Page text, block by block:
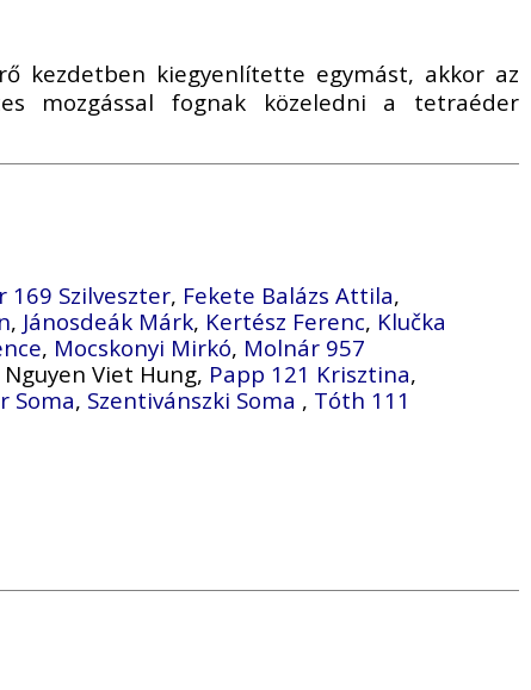
kezdetben kiegyenlítette egymást, akkor az
mozgással fognak közeledni a tetraéder
169 Szilveszter, Fekete Balázs Attila,
, Jánosdeák Márk, Kertész Ferenc, Klučka
, Mocskonyi Mirkó, Molnár 957
Nguyen Viet Hung, Papp 121 Krisztina,
Soma, Szentivánszki Soma , Tóth 111